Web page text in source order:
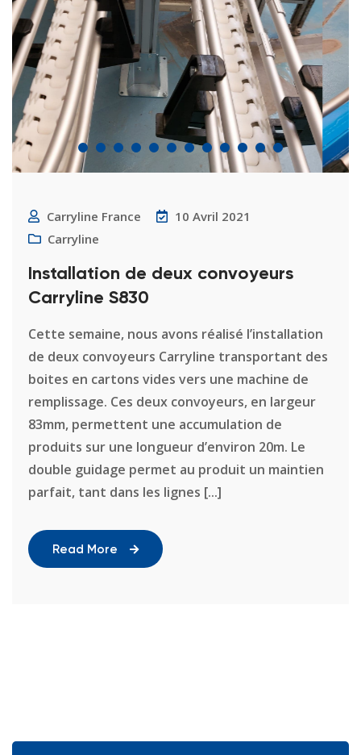
Carryline France
10 Avril 2021
Carryline
Installation de deux convoyeurs
Carryline S830
Cette semaine, nous avons réalisé l’installation
de deux convoyeurs Carryline transportant des
boites en cartons vides vers une machine de
remplissage. Ces deux convoyeurs, en largeur
83mm, permettent une accumulation de
produits sur une longueur d’environ 20m. Le
double guidage permet au produit un maintien
parfait, tant dans les lignes [...]
Read More